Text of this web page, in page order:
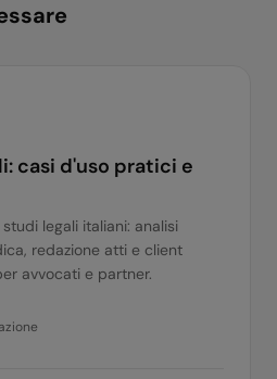
casi d'uso pratici e
legali italiani: analisi
redazione atti e client
avvocati e partner.